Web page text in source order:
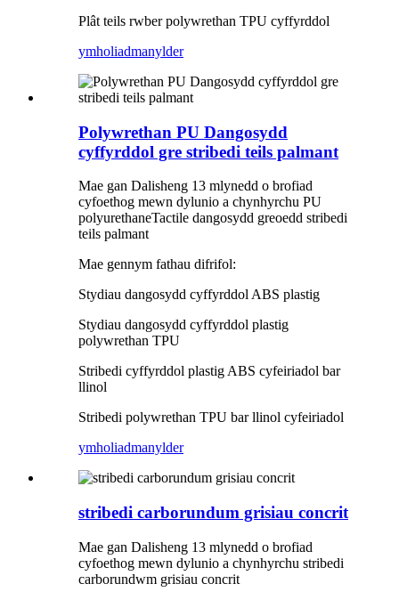
Plât teils rwber polywrethan TPU cyffyrddol
ymholiadmanylder
Polywrethan PU Dangosydd
cyffyrddol gre stribedi teils palmant
Mae gan Dalisheng 13 mlynedd o brofiad
cyfoethog mewn dylunio a chynhyrchu PU
polyurethaneTactile dangosydd greoedd stribedi
teils palmant
Mae gennym fathau difrifol:
Stydiau dangosydd cyffyrddol ABS plastig
Stydiau dangosydd cyffyrddol plastig
polywrethan TPU
Stribedi cyffyrddol plastig ABS cyfeiriadol bar
llinol
Stribedi polywrethan TPU bar llinol cyfeiriadol
ymholiadmanylder
stribedi carborundum grisiau concrit
Mae gan Dalisheng 13 mlynedd o brofiad
cyfoethog mewn dylunio a chynhyrchu stribedi
carborundwm grisiau concrit